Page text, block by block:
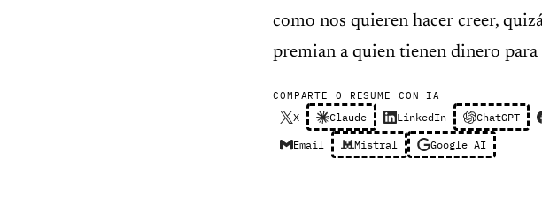
como nos quieren hacer creer,
premian a quien tienen dinero
COMPARTE O RESUME CON IA
X Claude LinkedIn ChatGPT
Email Mistral Google AI